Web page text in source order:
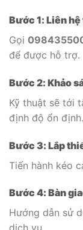
Bước 1: Liên
Gọi
để được hỗ trợ.
Bước 2: Khảo
Kỹ thuật sẽ tới
định độ ổn định.
Bước 3: Lắp
Tiến hành kéo
Bước 4: Bàn
Hướng dẫn sử